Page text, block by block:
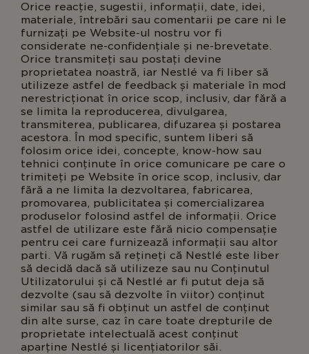
Orice reacție, sugestii, informații, date, idei,
materiale, întrebări sau comentarii pe care ni le
furnizați pe Website-ul nostru vor fi
considerate ne-confidențiale și ne-brevetate.
Orice transmiteți sau postați devine
proprietatea noastră, iar Nestlé va fi liber să
utilizeze astfel de feedback și materiale în mod
nerestricționat în orice scop, inclusiv, dar fără a
se limita la reproducerea, divulgarea,
transmiterea, publicarea, difuzarea și postarea
acestora. În mod specific, suntem liberi să
folosim orice idei, concepte, know-how sau
tehnici conținute în orice comunicare pe care o
trimiteți pe Website în orice scop, inclusiv, dar
fără a ne limita la dezvoltarea, fabricarea,
promovarea, publicitatea și comercializarea
produselor folosind astfel de informații. Orice
astfel de utilizare este fără nicio compensație
pentru cei care furnizează informații sau altor
parti. Vă rugăm să rețineți că Nestlé este liber
să decidă dacă să utilizeze sau nu Conținutul
Utilizatorului și că Nestlé ar fi putut deja să
dezvolte (sau să dezvolte în viitor) conținut
similar sau să fi obținut un astfel de conținut
din alte surse, caz în care toate drepturile de
proprietate intelectuală acest conținut
aparține Nestlé și licențiatorilor săi.